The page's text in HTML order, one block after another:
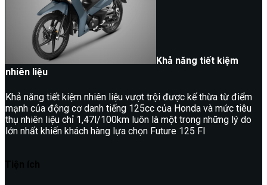
Khả năng tiết kiệm
nhiên liệu
Khả năng tiết kiệm nhiên liệu vượt trội được kế thừa từ điểm
mạnh của động cơ danh tiếng 125cc của Honda và mức tiêu
thụ nhiên liệu chỉ 1,47l/100km luôn là một trong những lý do
lớn nhất khiến khách hàng lựa chọn Future 125 FI